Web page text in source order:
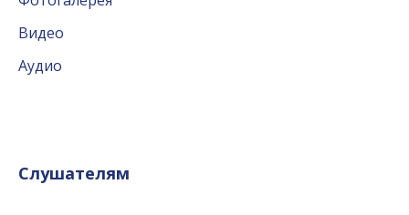
Видео
Аудио
Слушателям